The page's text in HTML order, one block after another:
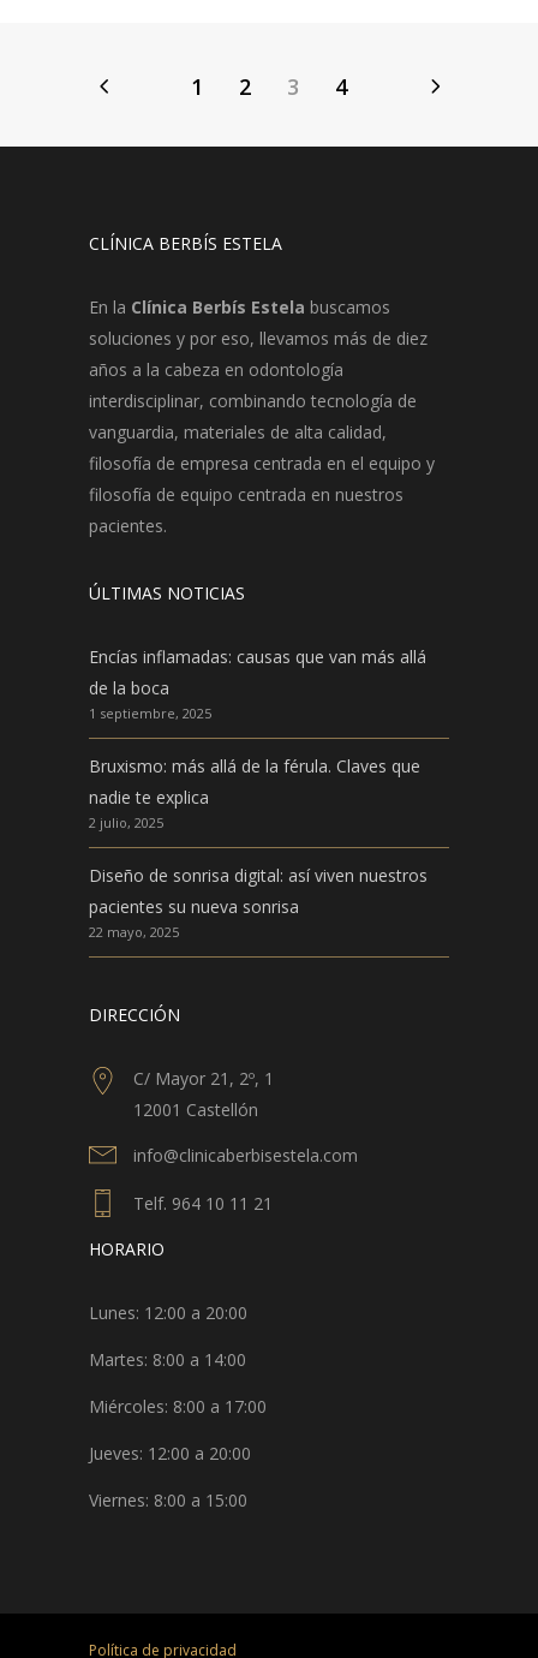
1 2 3 4
CLÍNICA BERBÍS ESTELA
En la Clínica Berbís Estela buscamos
soluciones y por eso, llevamos más de diez
años a la cabeza en odontología
interdisciplinar, combinando tecnología de
vanguardia, materiales de alta calidad,
filosofía de empresa centrada en el equipo y
filosofía de equipo centrada en nuestros
pacientes.
ÚLTIMAS NOTICIAS
Encías inflamadas: causas que van más allá
de la boca
1 septiembre, 2025
Bruxismo: más allá de la férula. Claves que
nadie te explica
2 julio, 2025
Diseño de sonrisa digital: así viven nuestros
pacientes su nueva sonrisa
22 mayo, 2025
DIRECCIÓN
C/ Mayor 21, 2º, 1
12001 Castellón
info@clinicaberbisestela.com
Telf. 964 10 11 21
HORARIO
Lunes: 12:00 a 20:00
Martes: 8:00 a 14:00
Miércoles: 8:00 a 17:00
Jueves: 12:00 a 20:00
Viernes: 8:00 a 15:00
Política de privacidad